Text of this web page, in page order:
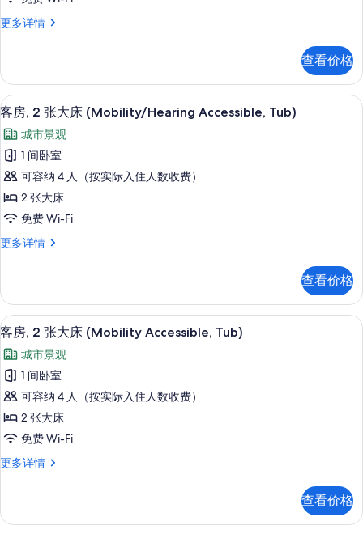
片
信
息
特
大
(Mobility/Hearing
Accessible,
Tub)
的
所
有
照
片
更多详情
客
特
大
床
Accessible,
Tub)
更
多
信
息
查看价格
显
示
客
房,
2
张
大
床
Tub)
的
所
有
照
片
高档床上用品、客房内保险箱、办公
5
客房, 2 张大床 (Mobility/Hearing Accessible, Tub)
城市景观
1 间卧室
可容纳 4 人（按实际入住人数收费）
2 张大床
免费 Wi-Fi
更多详情
客
大
床
(Mobility/Hearing
Tub)
更
多
信
息
查看价格
显
示
客
房,
2
张
大
床
Tub)
高档床上用品、客房内保险箱、办公
6
客房, 2 张大床 (Mobility Accessible, Tub)
城市景观
1 间卧室
可容纳 4 人（按实际入住人数收费）
2 张大床
免费 Wi-Fi
更多详情
客
大
查看价格